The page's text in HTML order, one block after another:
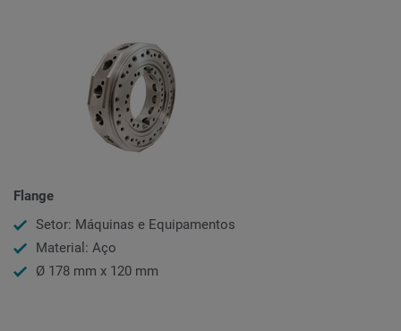
Flange
Setor: Máquinas e Equipamentos
Material: Aço
Ø 178 mm x 120 mm